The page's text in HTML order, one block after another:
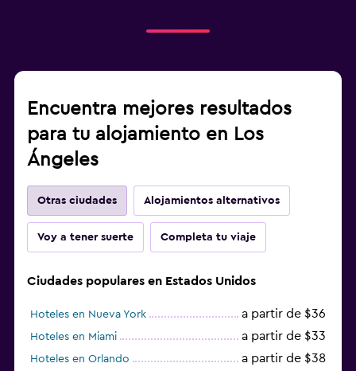
Encuentra mejores resultados
para tu alojamiento en Los
Ángeles
Otras ciudades Alojamientos alternativos
Voy a tener suerte Completa tu viaje
Ciudades populares en Estados Unidos
Hoteles en Nueva York a partir de $36
Hoteles en Miami a partir de $33
Hoteles en Orlando a partir de $38